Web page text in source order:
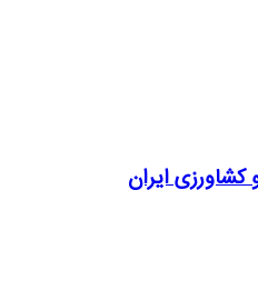
کشاورزی ایران